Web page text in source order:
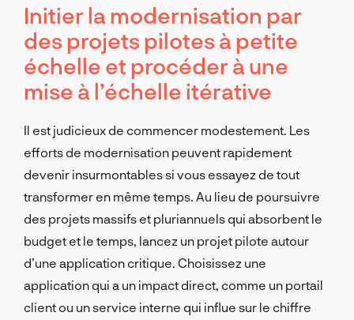
Initier la modernisation par
des projets pilotes à petite
échelle et procéder à une
mise à l’échelle itérative
Il est judicieux de commencer modestement. Les
efforts de modernisation peuvent rapidement
devenir insurmontables si vous essayez de tout
transformer en même temps. Au lieu de poursuivre
des projets massifs et pluriannuels qui absorbent le
budget et le temps, lancez un projet pilote autour
d’une application critique. Choisissez une
application qui a un impact direct, comme un portail
client ou un service interne qui influe sur le chiffre